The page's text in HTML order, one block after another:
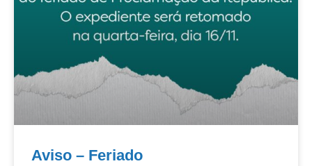
Aviso – Feriado